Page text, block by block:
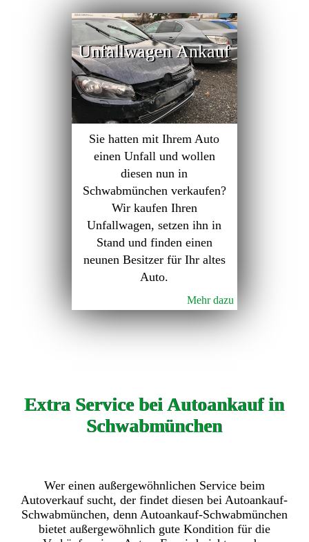
Unfallwagen Ankauf
Sie hatten mit Ihrem Auto
einen Unfall und wollen
diesen nun in
Schwabmünchen verkaufen?
Wir kaufen Ihren
Unfallwagen, setzen ihn in
Stand und finden einen
neunen Besitzer für Ihr altes
Auto.
Mehr dazu
Extra Service bei Autoankauf in
Schwabmünchen
Wer einen außergewöhnlichen Service beim
Autoverkauf sucht, der findet diesen bei Autoankauf-
Schwabmünchen, denn Autoankauf-Schwabmünchen
bietet außergewöhnlich gute Kondition für die